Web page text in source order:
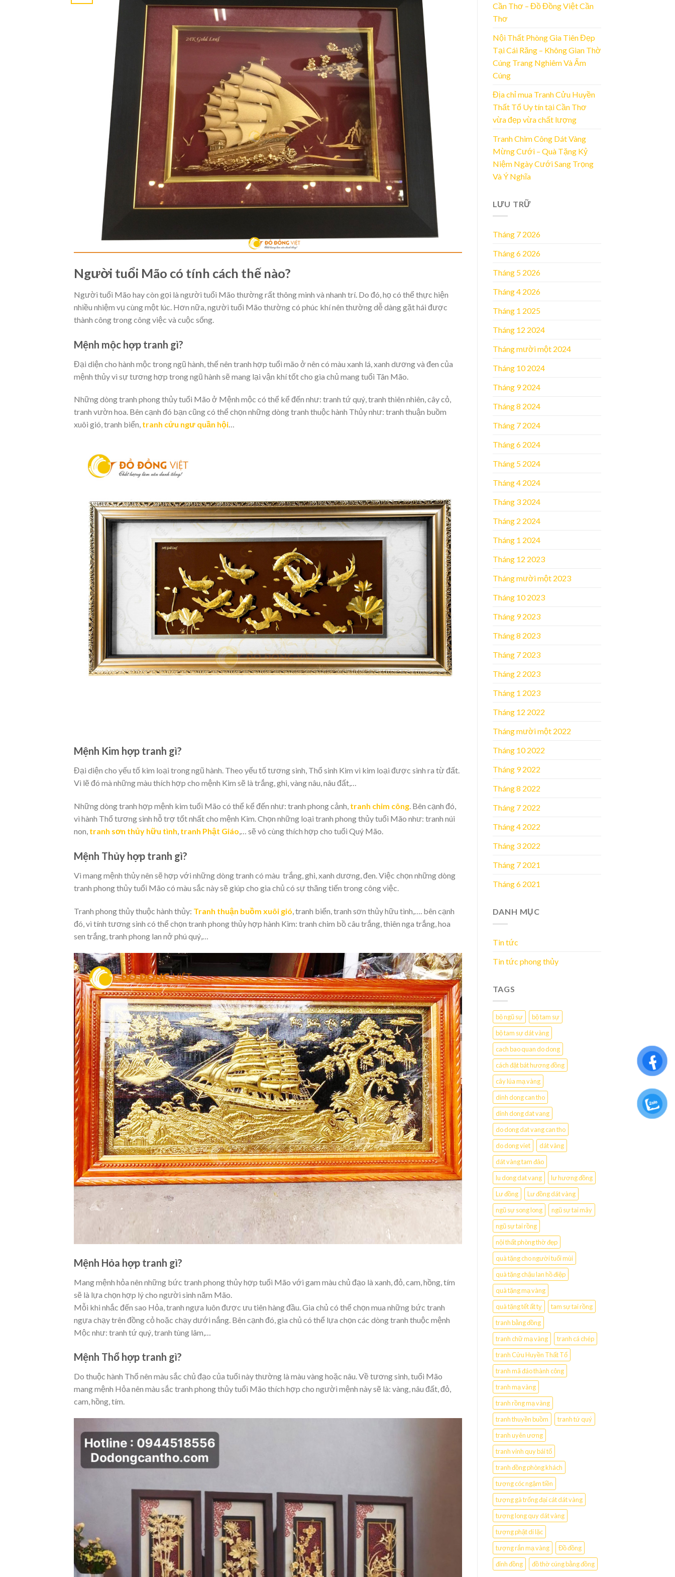
Người tuổi Mão có tính cách thế nào?
Người tuổi Mão hay còn gọi là người tuổi Mão thường rất thông minh và nhanh trí. Do đó, họ có thể thực hiện
nhiều nhiệm vụ cùng một lúc. Hơn nữa, người tuổi Mão thường có phúc khí nên thường dễ dàng gặt hái được
thành công trong công việc và cuộc sống.
Mệnh mộc hợp tranh gì?
Đại diện cho hành mộc trong ngũ hành, thế nên tranh hợp tuổi mão ở nên có màu xanh lá, xanh dương và đen của
mệnh thủy vì sự tương hợp trong ngũ hành sẽ mang lại vận khí tốt cho gia chủ mang tuổi Tân Mão.
Những dòng tranh phong thủy tuổi Mão ở Mệnh mộc có thể kể đến như: tranh tứ quý, tranh thiên nhiên, cây cỏ,
tranh vườn hoa. Bên cạnh đó bạn cũng có thể chọn những dòng tranh thuộc hành Thủy như: tranh thuận buồm
xuôi gió, tranh biển, tranh cửu ngư quần hội…
Mệnh Kim hợp tranh gì?
Đại diện cho yếu tố kim loại trong ngũ hành. Theo yếu tố tương sinh, Thổ sinh Kim vì kim loại được sinh ra từ đất.
Vì lẽ đó mà những màu thích hợp cho mệnh Kim sẽ là trắng, ghi, vàng nâu, nâu đất,…
Những dòng tranh hợp mệnh kim tuổi Mão có thể kể đến như: tranh phong cảnh, tranh chim công. Bên cạnh đó,
vì hành Thổ tương sinh hỗ trợ tốt nhất cho mệnh Kim. Chọn những loại tranh phong thủy tuổi Mão như: tranh núi
non, tranh sơn thủy hữu tình, tranh Phật Giáo,… sẽ vô cùng thích hợp cho tuổi Quý Mão.
Mệnh Thủy hợp tranh gì?
Vì mang mệnh thủy nên sẽ hợp với những dòng tranh có màu trắng, ghi, xanh dương, đen. Việc chọn những dòng
tranh phong thủy tuổi Mão có màu sắc này sẽ giúp cho gia chủ có sự thăng tiến trong công việc.
Tranh phong thủy thuộc hành thủy: Tranh thuận buồm xuôi gió , tranh biển, tranh sơn thủy hữu tình,…. bên cạnh
đó, vì tính tương sinh có thể chọn tranh phong thủy hợp hành Kim: tranh chim bồ câu trắng, thiên nga trắng, hoa
sen trắng, tranh phong lan nở phú quý,…
Mệnh Hỏa hợp tranh gì?
Mang mệnh hỏa nên những bức tranh phong thủy hợp tuổi Mão với gam màu chủ đạo là xanh, đỏ, cam, hồng, tím
sẽ là lựa chọn hợp lý cho người sinh năm Mão.
Mỗi khi nhắc đến sao Hỏa, tranh ngựa luôn được ưu tiên hàng đầu. Gia chủ có thể chọn mua những bức tranh
ngựa chạy trên đồng cỏ hoặc chạy dưới nắng. Bên cạnh đó, gia chủ có thể lựa chọn các dòng tranh thuộc mệnh
Mộc như: tranh tứ quý, tranh tùng lâm,…
Mệnh Thổ hợp tranh gì?
Do thuộc hành Thổ nên màu sắc chủ đạo của tuổi này thường là màu vàng hoặc nâu. Về tương sinh, tuổi Mão
mang mệnh Hỏa nên màu sắc tranh phong thủy tuổi Mão thích hợp cho người mệnh này sẽ là: vàng, nâu đất, đỏ,
cam, hồng, tím.
Cần Thơ – Đồ Đồng Việt Cần
Thơ
Nội Thất Phòng Gia Tiên Đẹp
Tại Cái Răng – Không Gian Thờ
Cúng Trang Nghiêm Và Ấm
Cúng
Địa chỉ mua Tranh Cửu Huyền
Thất Tổ Uy tín tại Cần Thơ
vừa đẹp vừa chất lượng
Tranh Chim Công Dát Vàng
Mừng Cưới – Quà Tặng Kỷ
Niệm Ngày Cưới Sang Trọng
Và Ý Nghĩa
LƯU TRỮ
Tháng 7 2026
Tháng 6 2026
Tháng 5 2026
Tháng 4 2026
Tháng 1 2025
Tháng 12 2024
Tháng mười một 2024
Tháng 10 2024
Tháng 9 2024
Tháng 8 2024
Tháng 7 2024
Tháng 6 2024
Tháng 5 2024
Tháng 4 2024
Tháng 3 2024
Tháng 2 2024
Tháng 1 2024
Tháng 12 2023
Tháng mười một 2023
Tháng 10 2023
Tháng 9 2023
Tháng 8 2023
Tháng 7 2023
Tháng 2 2023
Tháng 1 2023
Tháng 12 2022
Tháng mười một 2022
Tháng 10 2022
Tháng 9 2022
Tháng 8 2022
Tháng 7 2022
Tháng 4 2022
Tháng 3 2022
Tháng 7 2021
Tháng 6 2021
DANH MỤC
Tin tức
Tin tức phong thủy
TAGS
bộ ngũ sự
bộ tam sự
bộ tam sự dát vàng
cach bao quan do dong
cách đặt bát hương đồng
cây lúa mạ vàng
dinh dong can tho
dinh dong dat vang
do dong dat vang can tho
do dong viet
dát vàng
dát vàng tam đảo
lu dong dat vang
lư hương đồng
Lư đồng
Lư đồng dát vàng
ngũ sự song long
ngũ sự tai mây
ngũ sự tai rồng
nội thất phòng thờ đẹp
quà tặng cho người tuổi mùi
quà tặng chậu lan hồ điệp
quà tặng mạ vàng
quà tặng tết ất tỵ
tam sự tai rồng
tranh bằng đồng
tranh chữ mạ vàng
tranh cá chép
tranh Cửu Huyền Thất Tổ
tranh mã đáo thành công
tranh mạ vàng
tranh rồng mạ vàng
tranh thuyền buồm
tranh tứ quý
tranh uyên ương
tranh vinh quy bái tổ
tranh đồng phòng khách
tượng cóc ngậm tiền
tượng gà trống đại cát dát vàng
tượng long quy dát vàng
tượng phật di lặc
tượng rắn mạ vàng
Đồ đồng
đỉnh đồng
đồ thờ cúng bằng đồng